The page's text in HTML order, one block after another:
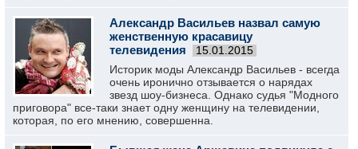
Александр Васильев назвал самую
женственную красавицу
телевидения
15.01.2015
Историк моды Александр Васильев - всегда
очень иронично отзывается о нарядах
звезд шоу-бизнеса. Однако судья "Модного
приговора" все-таки знает одну женщину на телевидении,
которая, по его мнению, совершенна.